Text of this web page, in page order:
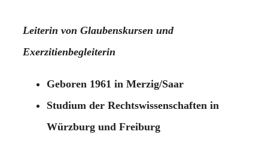
Leiterin von Glaubenskursen und
Exerzitienbegleiterin
Geboren 1961 in Merzig/Saar
Studium der Rechtswissenschaften in
Würzburg und Freiburg